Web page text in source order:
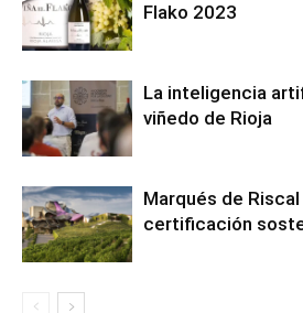
Flako 2023
La inteligencia
viñedo de Rioja
Marqués de
certificación